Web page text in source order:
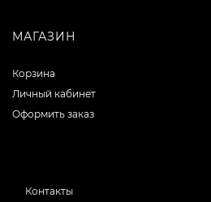
МАГАЗИН
Корзина
Личный кабинет
Оформить заказ
Контакты